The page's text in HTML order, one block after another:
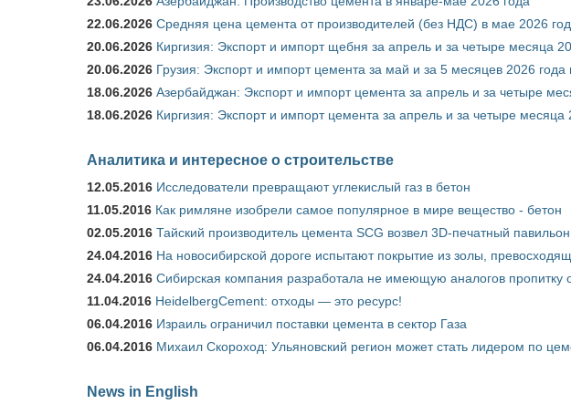
22.06.2026 Средняя цена цемента от производителей (без НДС) в мае 2026
20.06.2026 Киргизия: Экспорт и импорт щебня за апрель и за четыре месяца
20.06.2026 Грузия: Экспорт и импорт цемента за май и за 5 месяцев 2026 года
18.06.2026 Азербайджан: Экспорт и импорт цемента за апрель и за четыре
18.06.2026 Киргизия: Экспорт и импорт цемента за апрель и за четыре месяца
Аналитика и интересное о строительстве
12.05.2016 Исследователи превращают углекислый газ в бетон
11.05.2016 Как римляне изобрели самое популярное в мире вещество - бетон
02.05.2016 Тайский производитель цемента SCG возвел 3D-печатный
24.04.2016 На новосибирской дороге испытают покрытие из золы,
24.04.2016 Сибирская компания разработала не имеющую аналогов пропитку
11.04.2016 HeidelbergCement: отходы — это ресурс!
06.04.2016 Израиль ограничил поставки цемента в сектор Газа
06.04.2016 Михаил Скороход: Ульяновский регион может стать лидером по
News in English